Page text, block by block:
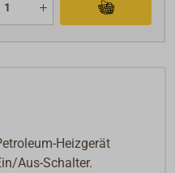
Heizgerät
Aus-Schalter.